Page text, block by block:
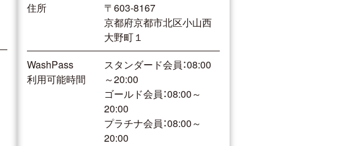
住所
〒603-8167
京都府京都市北区小山西
大野町１
WashPass
利用可能時間
スタンダード会員：08:00
～20:00
ゴールド会員：08:00～
20:00
プラチナ会員：08:00～
20:00